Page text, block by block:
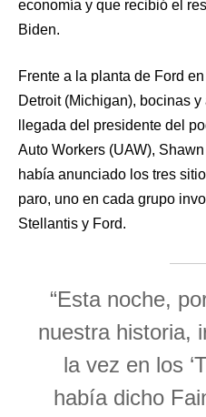
economía y que recibió el
Biden.
Frente a la planta de Ford
Detroit (Michigan), bocinas
llegada del presidente del
Auto Workers (UAW),
había anunciado los tres
paro, uno en cada grupo
Stellantis y Ford.
“Esta noche,
nuestra historia,
la vez en los
había dicho